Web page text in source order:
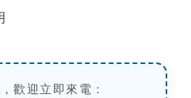
歡迎立即來電：